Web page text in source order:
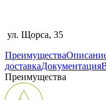
ул. Щорса, 35
Преимущества
доставкаДокументация
Преимущества